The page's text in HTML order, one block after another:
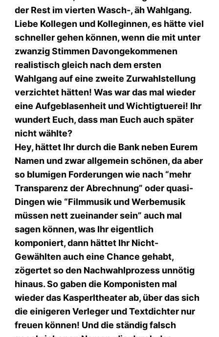
der Rest im vierten Wasch-, äh Wahlgang.
Liebe Kollegen und Kolleginnen, es hätte viel
schneller gehen können, wenn die mit unter
zwanzig Stimmen Davongekommenen
realistisch gleich nach dem ersten
Wahlgang auf eine zweite Zurwahlstellung
verzichtet hätten! Was war das mal wieder
eine Aufgeblasenheit und Wichtigtuerei! Ihr
wundert Euch, dass man Euch auch später
nicht wählte?
Hey, hättet Ihr durch die Bank neben Eurem
Namen und zwar allgemein schönen, da aber
so blumigen Forderungen wie nach “mehr
Transparenz der Abrechnung” oder quasi-
Dingen wie “Filmmusik und Werbemusik
müssen nett zueinander sein” auch mal
sagen können, was Ihr eigentlich
komponiert, dann hättet Ihr Nicht-
Gewählten auch eine Chance gehabt,
zögertet so den Nachwahlprozess unnötig
hinaus. So gaben die Komponisten mal
wieder das Kasperltheater ab, über das sich
die einigeren Verleger und Textdichter nur
freuen können! Und die ständig falsch